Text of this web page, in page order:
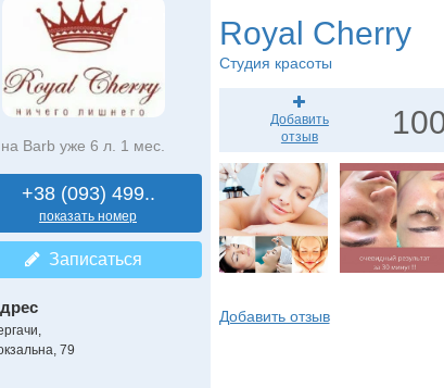
на Barb уже 6 л. 1 мес.
+38 (093) 499..
показать номер
Записаться
79
Royal Cherry
Студия красоты
Добавить
отзыв
Добавить отзыв